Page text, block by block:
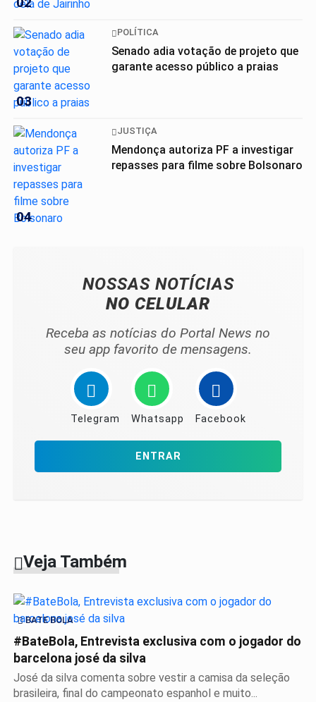
03
POLÍTICA
Senado adia votação de projeto que
garante acesso público a praias
04
JUSTIÇA
Mendonça autoriza PF a investigar
repasses para filme sobre Bolsonaro
NOSSAS NOTÍCIAS
NO CELULAR
Receba as notícias do Portal News no
seu app favorito de mensagens.
Telegram Whatsapp Facebook
ENTRAR
Veja Também
BATE BOLA
#BateBola, Entrevista exclusiva com o jogador do
barcelona josé da silva
José da silva comenta sobre vestir a camisa da seleção
brasileira, final do campeonato espanhol e muito...